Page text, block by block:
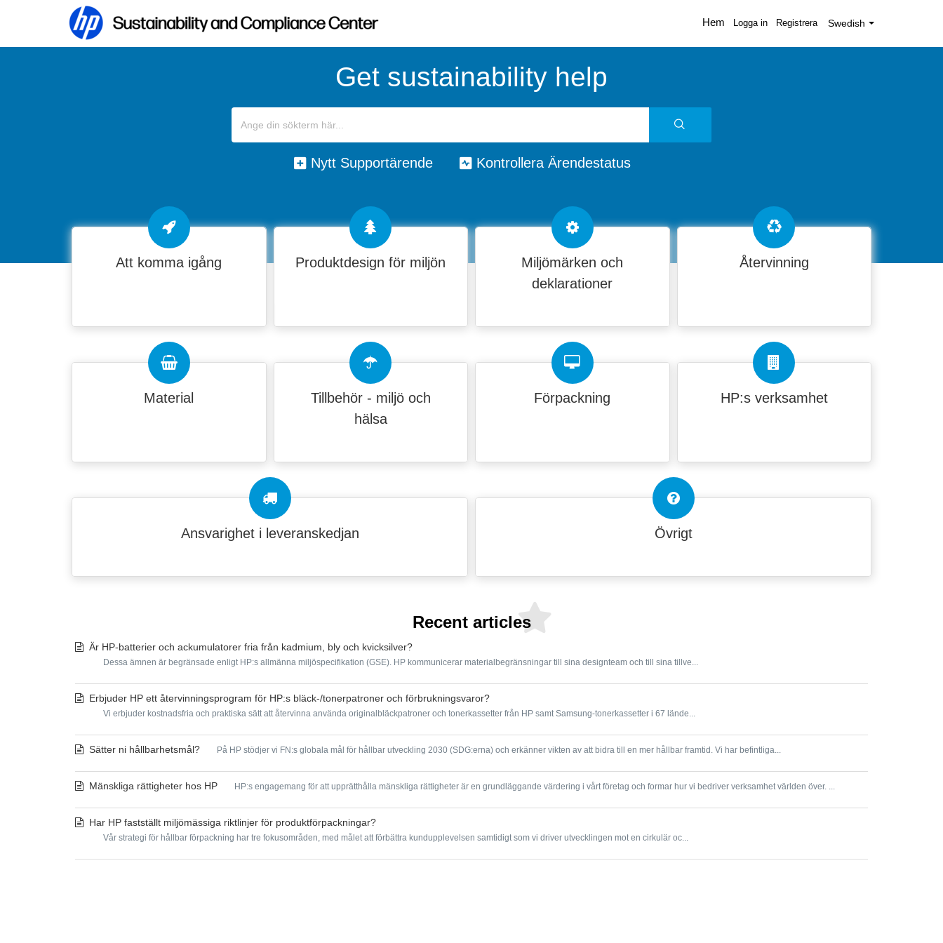
Hem Swedish
Logga in Registrera
Get sustainability help
Nytt Supportärende Kontrollera Ärendestatus
Att komma igång Produktdesign för miljön
Miljömärken och
deklarationer
Återvinning
Material
Tillbehör - miljö och
hälsa
Förpackning HP:s verksamhet
Ansvarighet i leveranskedjan Övrigt
Recent articles
Är HP-batterier och ackumulatorer fria från kadmium, bly och kvicksilver?
Dessa ämnen är begränsade enligt HP:s allmänna miljöspecifikation (GSE). HP kommunicerar materialbegränsningar till sina designteam och till sina tillve...
Erbjuder HP ett återvinningsprogram för HP:s bläck-/tonerpatroner och förbrukningsvaror?
Vi erbjuder kostnadsfria och praktiska sätt att återvinna använda originalbläckpatroner och tonerkassetter från HP samt Samsung-tonerkassetter i 67 lände...
Sätter ni hållbarhetsmål? På HP stödjer vi FN:s globala mål för hållbar utveckling 2030 (SDG:erna) och erkänner vikten av att bidra till en mer hållbar framtid. Vi har befintliga...
Mänskliga rättigheter hos HP HP:s engagemang för att upprätthålla mänskliga rättigheter är en grundläggande värdering i vårt företag och formar hur vi bedriver verksamhet världen över. ...
Har HP fastställt miljömässiga riktlinjer för produktförpackningar?
Vår strategi för hållbar förpackning har tre fokusområden, med målet att förbättra kundupplevelsen samtidigt som vi driver utvecklingen mot en cirkulär oc...